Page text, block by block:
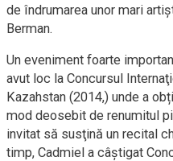
de îndrumarea unor mari
Berman.
Un eveniment foarte
avut loc la Concursul
Kazahstan (2014,) unde a
mod deosebit de renumitul
invitat să susţină un recital
timp, Cadmiel a câștigat